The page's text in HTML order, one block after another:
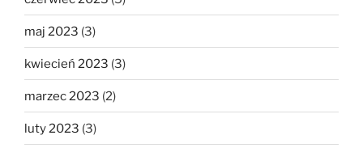
maj 2023 (3)
kwiecień 2023 (3)
marzec 2023 (2)
luty 2023 (3)